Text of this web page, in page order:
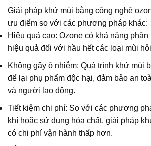
Giải pháp khử mùi bằng công nghệ
ưu điểm so với các phương pháp khác:
Hiệu quả cao: Ozone có khả năng
hiệu quả đối với hầu hết các loại mùi
Không gây ô nhiễm: Quá trình khử mùi
để lại phụ phẩm độc hại, đảm bảo an
và người lao động.
Tiết kiệm chi phí: So với các phương
khí hoặc sử dụng hóa chất, giải pháp
có chi phí vận hành thấp hơn.